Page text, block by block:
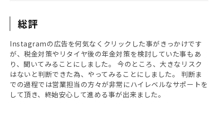
総評
Instagramの広告を何気なくクリックした事がきっかけです
が、税金対策やリタイヤ後の年金対策を検討していた事もあ
り、聞いてみることにしました。 今のところ、大きなリスク
はないと判断できた為、やってみることにしました。 判断ま
での過程では営業担当の方々が非常にハイレベルなサポートを
して頂き、終始安心して進める事が出来ました。